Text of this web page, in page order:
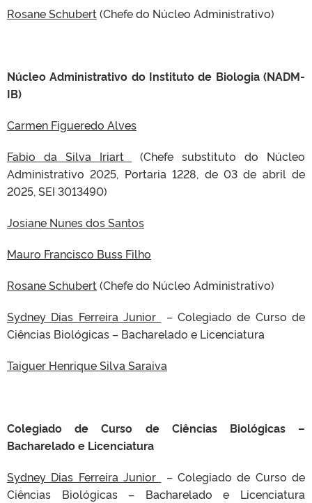
Rosane Schubert(Chefe do Núcleo Administrativo)
Núcleo Administrativo do Instituto de Biologia (NADM-
IB)
Carmen Figueredo Alves
Fabio da Silva Iriart
(Chefe substituto do Núcleo
Administrativo 2025, Portaria 1228, de 03 de abril de
2025, SEI 3013490)
Josiane Nunes dos Santos
Mauro Francisco Buss Filho
Rosane Schubert(Chefe do Núcleo Administrativo)
Sydney Dias Ferreira Junior
– Colegiado de Curso de
Ciências Biológicas – Bacharelado e Licenciatura
Taiguer Henrique Silva Saraiva
Colegiado de Curso de Ciências Biológicas –
Bacharelado e Licenciatura
Sydney Dias Ferreira Junior
– Colegiado de Curso de
Ciências Biológicas – Bacharelado e Licenciatura